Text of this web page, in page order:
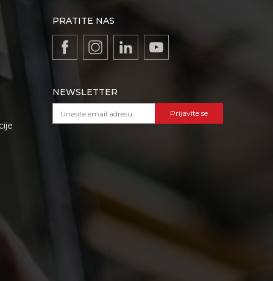
PRATITE NAS
NEWSLETTER
Prijavite se